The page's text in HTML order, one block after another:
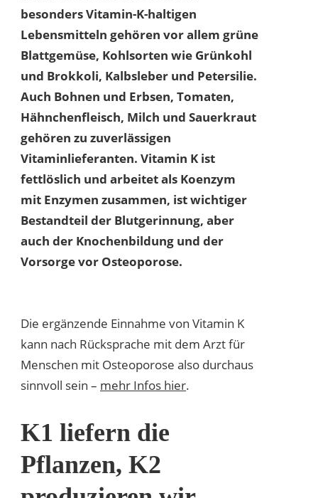
besonders Vitamin-K-haltigen
Lebensmitteln gehören vor allem grüne
Blattgemüse, Kohlsorten wie Grünkohl
und Brokkoli, Kalbsleber und Petersilie.
Auch Bohnen und Erbsen, Tomaten,
Hähnchenfleisch, Milch und Sauerkraut
gehören zu zuverlässigen
Vitaminlieferanten. Vitamin K ist
fettlöslich und arbeitet als Koenzym
mit Enzymen zusammen, ist wichtiger
Bestandteil der Blutgerinnung, aber
auch der Knochenbildung und der
Vorsorge vor Osteoporose.
Die ergänzende Einnahme von Vitamin K
kann nach Rücksprache mit dem Arzt für
Menschen mit Osteoporose also durchaus
sinnvoll sein – mehr Infos hier.
K1 liefern die
Pflanzen, K2